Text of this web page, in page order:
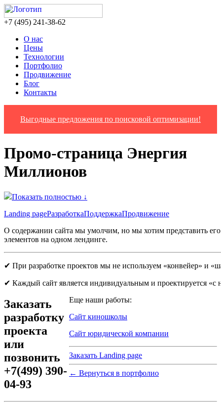
‎+7 (495) 241-38-62
О нас
Цены
Технологии
Портфолио
Продвижение
Блог
Контакты
Выгодные предложения по поисковой оптимизации!
Промо-страница Энергия
Миллионов
Показать полностью ↓
Landing pageРазработкаПоддержкаПродвижение
О содержании сайта мы умолчим, но мы хотим представить
элементов на одном лендинге.
✔ При разработке проектов мы не используем «конвейер» и
✔ Каждый сайт является индивидуальным и проектируется «с
Еще наши работы:
Сайт киношколы
Сайт юридической компании
Заказать Landing page
← Вернуться в портфолио
Заказать
разработку
проекта
или
позвонить
+7(499) 390-
04-93